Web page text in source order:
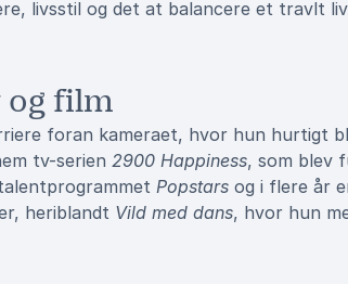
livsstil og det at balancere et travlt
film
foran kameraet, hvor hun hurtigt
tv-serien 2900 Happiness, som blev
Popstars og i flere år
heriblandt Vild med dans, hvor hun